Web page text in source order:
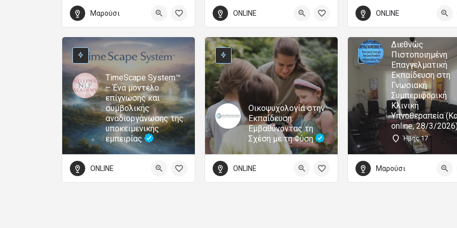
Μαρούσι ONLINE ONLINE
TimeScape System™
– Ένα μοντέλο
επίγνωσης και
συμβολικής
αναδιοργάνωσης της
υποκειμενικής
εμπειρίας
ONLINE
Οικοψυχολογία στην
Εκπαίδευση:
Εμβαθύνοντας τη
Σχέση με τη Φύση
ONLINE
Διεθνώς
Πιστοποιημένη
Επαγγελματική
Εκπαίδευση στη
Γνωσιακή
Συμπεριφορική
Κλινική
Υπνοθεραπεία
online, 28/3/
Ήβης 17
Μαρούσι